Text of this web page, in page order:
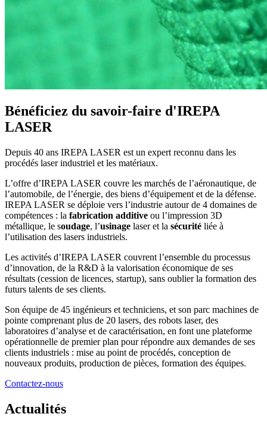
Bénéficiez du savoir-faire d'IREPA
LASER
Depuis 40 ans IREPA LASER est un expert reconnu dans les
procédés laser industriel et les matériaux.
L’offre d’IREPA LASER couvre les marchés de l’aéronautique, de
l’automobile, de l’énergie, des biens d’équipement et de la défense.
IREPA LASER se déploie vers l’industrie autour de 4 domaines de
compétences : la fabrication additive ou l’impression 3D
métallique, le soudage, l’usinage laser et la sécurité liée à
l’utilisation des lasers industriels.
Les activités d’IREPA LASER couvrent l’ensemble du processus
d’innovation, de la R&D à la valorisation économique de ses
résultats (cession de licences, startup), sans oublier la formation des
futurs talents de ses clients.
Son équipe de 45 ingénieurs et techniciens, et son parc machines de
pointe comprenant plus de 20 lasers, des robots laser, des
laboratoires d’analyse et de caractérisation, en font une plateforme
opérationnelle de premier plan pour répondre aux demandes de ses
clients industriels : mise au point de procédés, conception de
nouveaux produits, production de pièces, formation des équipes.
Contactez-nous
Actualités